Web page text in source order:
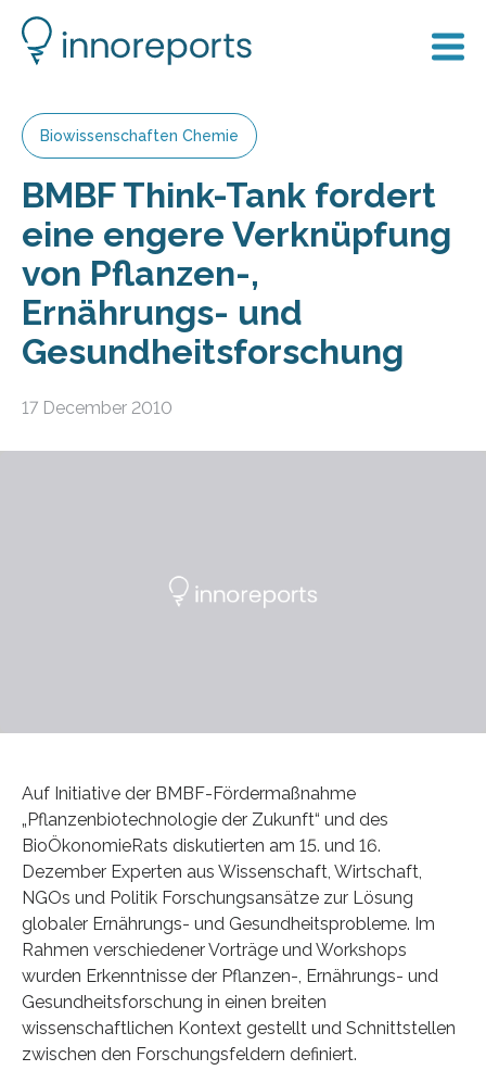
Biowissenschaften Chemie
BMBF Think-Tank fordert
eine engere Verknüpfung
von Pflanzen-,
Ernährungs- und
Gesundheitsforschung
17 December 2010
Auf Initiative der BMBF-Fördermaßnahme
„Pflanzenbiotechnologie der Zukunft“ und des
BioÖkonomieRats diskutierten am 15. und 16.
Dezember Experten aus Wissenschaft, Wirtschaft,
NGOs und Politik Forschungsansätze zur Lösung
globaler Ernährungs- und Gesundheitsprobleme. Im
Rahmen verschiedener Vorträge und Workshops
wurden Erkenntnisse der Pflanzen-, Ernährungs- und
Gesundheitsforschung in einen breiten
wissenschaftlichen Kontext gestellt und Schnittstellen
zwischen den Forschungsfeldern definiert.